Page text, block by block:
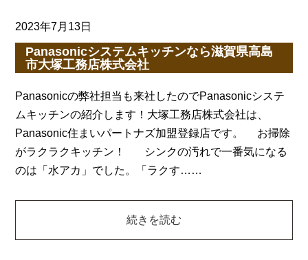
2023年7月13日
Panasonicシステムキッチンなら滋賀県高島
市大塚工務店株式会社
Panasonicの弊社担当も来社したのでPanasonicシステ
ムキッチンの紹介します！大塚工務店株式会社は、
Panasonic住まいパートナズ加盟登録店です。 お掃除
がラクラクキッチン！ シンクの汚れで一番気になる
のは「水アカ」でした。「ラクす……
続きを読む